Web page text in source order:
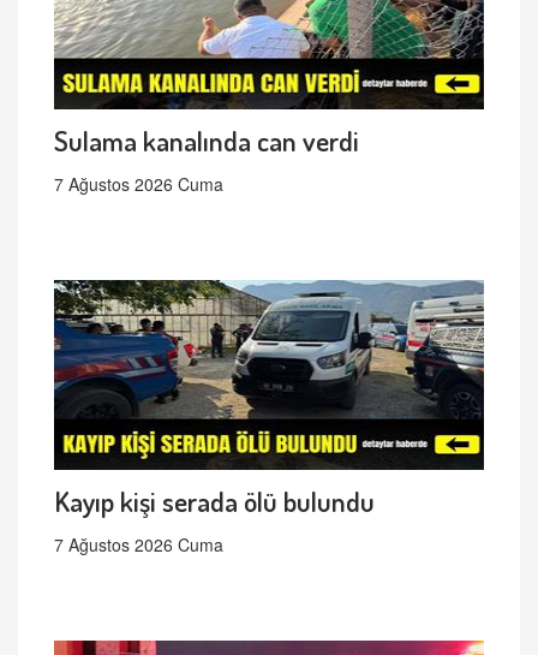
Sulama kanalında can verdi
7 Ağustos 2026 Cuma
Kayıp kişi serada ölü bulundu
7 Ağustos 2026 Cuma